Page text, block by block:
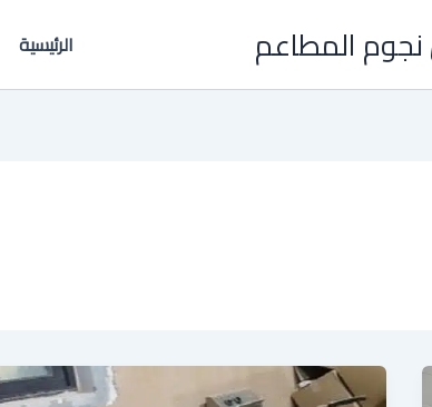
المطاعم الرئيسية